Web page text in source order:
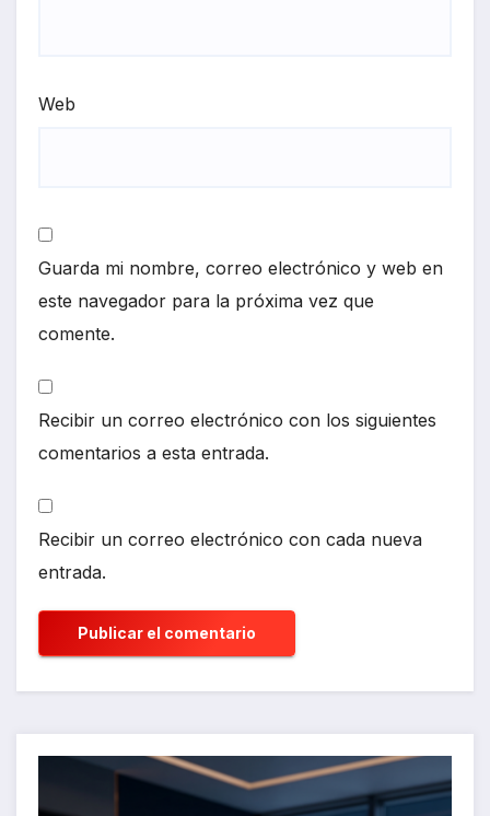
Web
Guarda mi nombre, correo electrónico y web en
este navegador para la próxima vez que
comente.
Recibir un correo electrónico con los siguientes
comentarios a esta entrada.
Recibir un correo electrónico con cada nueva
entrada.